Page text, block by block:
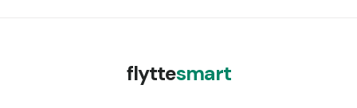
flyttesmart